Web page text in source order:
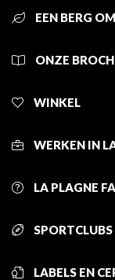
EEN BERG
ONZE
WINKEL
WERKEN IN
LA PLAGNE
SPORTCLUBS
LABELS EN